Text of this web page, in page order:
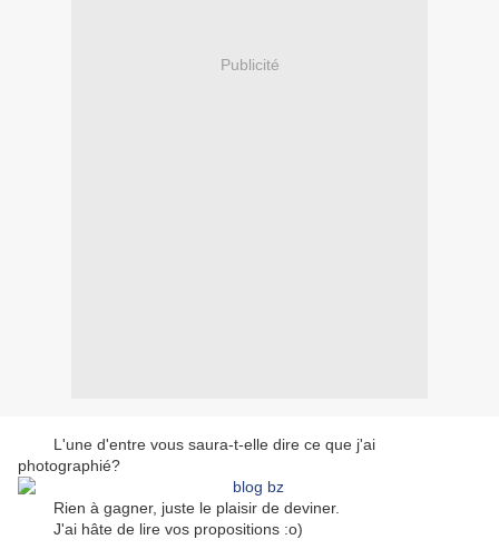
Publicité
L'une d'entre vous saura-t-elle dire ce que j'ai
photographié?
Rien à gagner, juste le plaisir de deviner.
J'ai hâte de lire vos propositions :o)